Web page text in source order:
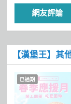
網友評論
【漢堡王】其
已過期